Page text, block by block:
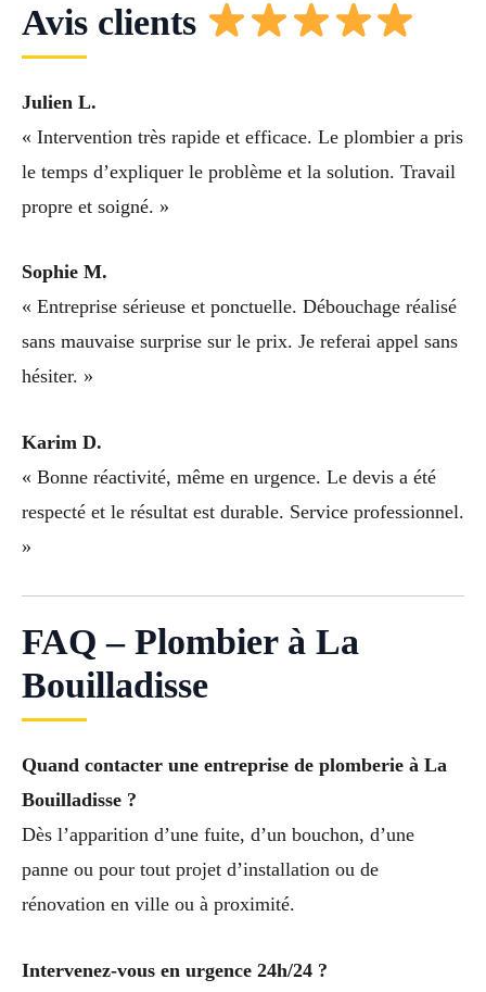
Avis clients
Julien L.
« Intervention très rapide et efficace. Le plombier a pris
le temps d’expliquer le problème et la solution. Travail
propre et soigné. »
Sophie M.
« Entreprise sérieuse et ponctuelle. Débouchage réalisé
sans mauvaise surprise sur le prix. Je referai appel sans
hésiter. »
Karim D.
« Bonne réactivité, même en urgence. Le devis a été
respecté et le résultat est durable. Service professionnel.
»
FAQ – Plombier à La
Bouilladisse
Quand contacter une entreprise de plomberie à La
Bouilladisse ?
Dès l’apparition d’une fuite, d’un bouchon, d’une
panne ou pour tout projet d’installation ou de
rénovation en ville ou à proximité.
Intervenez-vous en urgence 24h/24 ?